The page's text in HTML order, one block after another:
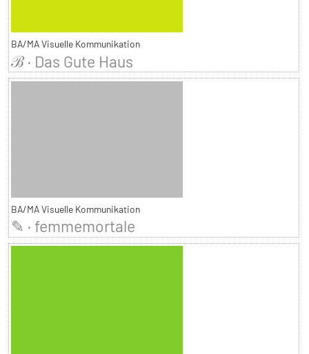
BA/MA Visuelle Kommunikation
ℬ · Das Gute Haus
BA/MA Visuelle Kommunikation
✎ · femmemortale